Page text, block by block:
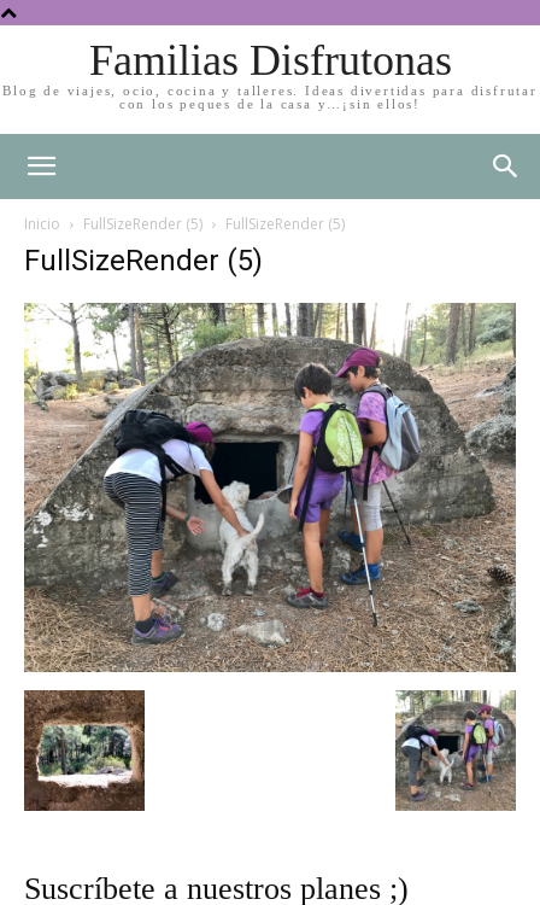
Familias Disfrutonas
Blog de viajes, ocio, cocina y talleres. Ideas divertidas para disfrutar
con los peques de la casa y…¡sin ellos!
Inicio FullSizeRender (5) FullSizeRender (5)
FullSizeRender (5)
Suscríbete a nuestros planes ;)